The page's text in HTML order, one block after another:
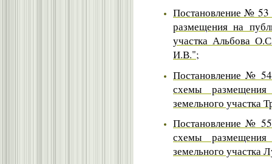
Постановление №
размещения на
участка Альбова
И.В.";
Постановление №
схемы
земельного участка
Постановление №
схемы
земельного участка